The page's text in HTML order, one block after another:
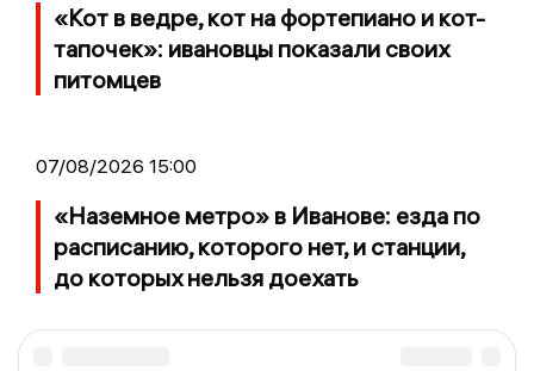
«Кот в ведре, кот на фортепиано и кот-
тапочек»: ивановцы показали своих
питомцев
07/08/2026 15:00
«Наземное метро» в Иванове: езда по
расписанию, которого нет, и станции,
до которых нельзя доехать